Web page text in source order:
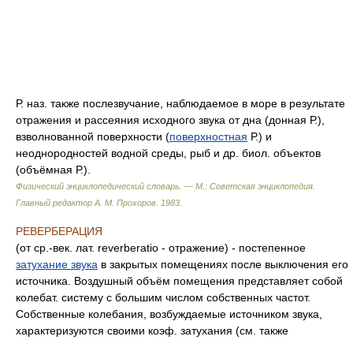
Р. наз. также послезвучание, наблюдаемое в море в результате
отражения и рассеяния исходного звука от дна (донная Р.),
взволнованной поверхности (поверхностная Р.) и
неоднородностей водной среды, рыб и др. биол. объектов
(объёмная Р.).
Физический энциклопедический словарь. — М.: Советская энциклопедия
Главный редактор А. М. Прохоров 1983
РЕВЕРБЕРАЦИЯ
(от ср.-век. лат. reverberatio - отражение) - постепенное
затухание звука в закрытых помещениях после выключения его
источника. Воздушный объём помещения представляет собой
колебат. систему с большим числом собственных частот.
Собственные колебания, возбуждаемые источником звука,
характеризуются своими коэф. затухания (см. также